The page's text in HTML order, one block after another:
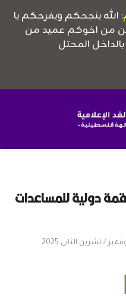
دولية للمساعدات